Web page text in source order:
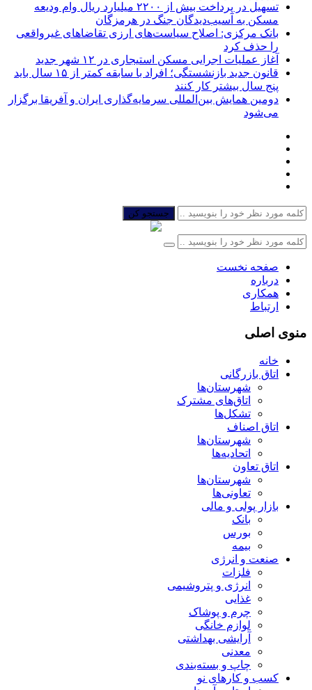
تسهیل در پرداخت بیش از ۲۲۰۰ میلیارد ریال وام ودیعه
مسکن به آسیب‌دیدگان جنگ در هرمزگان
بانک مرکزی: اصلاح سیاست‌های ارزی تقاضاهای غیرواقعی
را حذف کرد
آغاز عملیات اجرایی مسکن استیجاری در ۱۲ شهر جدید
قانون جدید بازنشستگی؛ افراد با سابقه کمتر از ۱۵ سال باید
پنج سال بیشتر کار کنند
دومین همایش بین‌المللی سرمایه‌گذاری ایران و آفریقا برگزار
می‌شود
جستجو کن
صفحه نخست
درباره
همکاری
ارتباط
منوی اصلی
خانه
اتاق بازرگانی
شهرستان‌ها
اتاق‌های مشترک
تشکل‌ها
اتاق اصناف
شهرستان‌ها
اتحادیه‌ها
اتاق تعاون
شهرستان‌ها
تعاونی‌ها
بازار پولی و مالی
بانک
بورس
بیمه
صنعت و انرژی
فلزات
انرژی و پتروشیمی
غذایی
چرم و پوشاک
لوازم خانگی
آرایشی بهداشتی
معدنی
چاپ و بسته‌بندی
کسب و کارهای نو